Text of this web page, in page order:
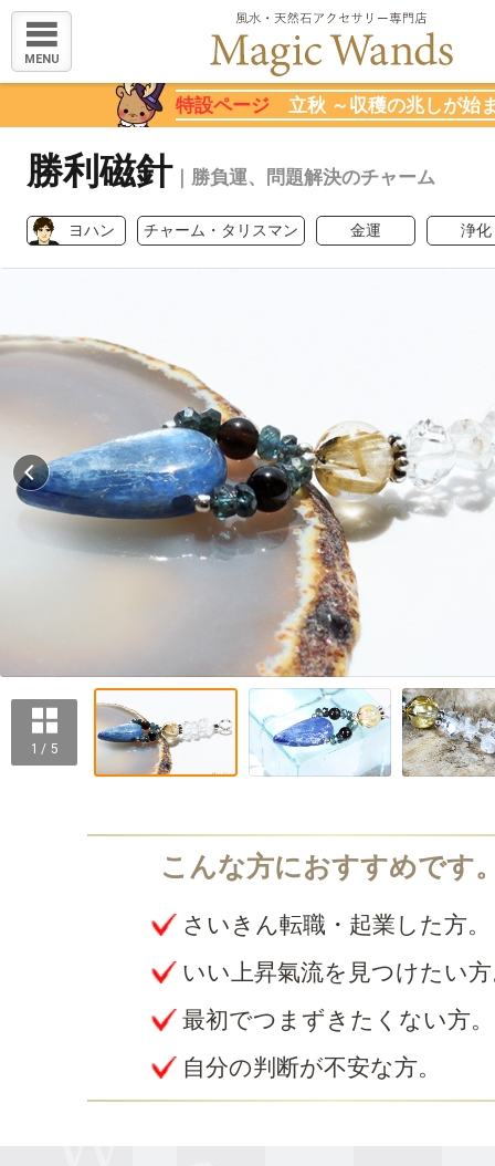
MENU
特設ページ立秋 ～収穫の兆しが始
勝利磁針 ｜勝負運、問題解決のチャーム
ヨハン チャーム・タリスマン 金運 浄化
1 / 5
さいきん転職・起業した方。
いい上昇氣流を見つけたい
最初でつまずきたくない方。
自分の判断が不安な方。